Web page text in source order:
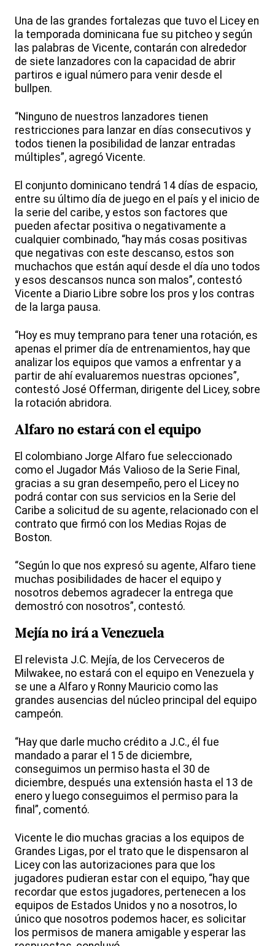
Una de las grandes fortalezas que tuvo el Licey en
la temporada dominicana fue su pitcheo y según
las palabras de Vicente, contarán con alrededor
de siete lanzadores con la capacidad de abrir
partiros e igual número para venir desde el
bullpen.
“Ninguno de nuestros lanzadores tienen
restricciones para lanzar en días consecutivos y
todos tienen la posibilidad de lanzar entradas
múltiples”, agregó Vicente.
El conjunto dominicano tendrá 14 días de espacio,
entre su último día de juego en el país y el inicio de
la serie del caribe, y estos son factores que
pueden afectar positiva o negativamente a
cualquier combinado, “hay más cosas positivas
que negativas con este descanso, estos son
muchachos que están aquí desde el día uno todos
y esos descansos nunca son malos”, contestó
Vicente a Diario Libre sobre los pros y los contras
de la larga pausa.
“Hoy es muy temprano para tener una rotación, es
apenas el primer día de entrenamientos, hay que
analizar los equipos que vamos a enfrentar y a
partir de ahí evaluaremos nuestras opciones”,
contestó José Offerman, dirigente del Licey, sobre
la rotación abridora.
Alfaro no estará con el equipo
El colombiano Jorge Alfaro fue seleccionado
como el Jugador Más Valioso de la Serie Final,
gracias a su gran desempeño, pero el Licey no
podrá contar con sus servicios en la Serie del
Caribe a solicitud de su agente, relacionado con el
contrato que firmó con los Medias Rojas de
Boston.
“Según lo que nos expresó su agente, Alfaro tiene
muchas posibilidades de hacer el equipo y
nosotros debemos agradecer la entrega que
demostró con nosotros”, contestó.
Mejía no irá a Venezuela
El relevista J.C. Mejía, de los Cerveceros de
Milwakee, no estará con el equipo en Venezuela y
se une a Alfaro y Ronny Mauricio como las
grandes ausencias del núcleo principal del equipo
campeón.
“Hay que darle mucho crédito a J.C., él fue
mandado a parar el 15 de diciembre,
conseguimos un permiso hasta el 30 de
diciembre, después una extensión hasta el 13 de
enero y luego conseguimos el permiso para la
final”, comentó.
Vicente le dio muchas gracias a los equipos de
Grandes Ligas, por el trato que le dispensaron al
Licey con las autorizaciones para que los
jugadores pudieran estar con el equipo, “hay que
recordar que estos jugadores, pertenecen a los
equipos de Estados Unidos y no a nosotros, lo
único que nosotros podemos hacer, es solicitar
los permisos de manera amigable y esperar las